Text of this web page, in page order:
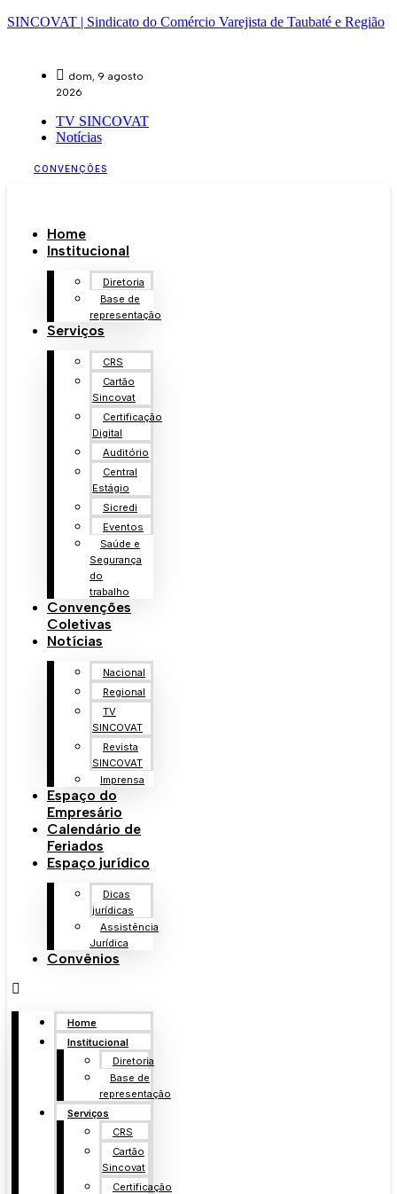
SINCOVAT | Sindicato do Comércio Varejista de Taubaté e Região
dom, 9 agosto
2026
TV SINCOVAT
Notícias
CONVENÇÕES
Home
Institucional
Diretoria
Base de
representação
Serviços
CRS
Cartão
Sincovat
Certificação
Digital
Auditório
Central
Estágio
Sicredi
Eventos
Saúde e
Segurança
do
trabalho
Convenções
Coletivas
Notícias
Nacional
Regional
TV
SINCOVAT
Revista
SINCOVAT
Imprensa
Espaço do
Empresário
Calendário de
Feriados
Espaço jurídico
Dicas
jurídicas
Assistência
Jurídica
Convênios
Home
Institucional
Diretoria
Base de
representação
Serviços
CRS
Cartão
Sincovat
Certificação